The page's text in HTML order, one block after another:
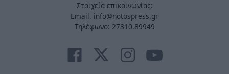
Στοιχεία επικοινωνίας:
Email. info@notospress.gr
Τηλέφωνο: 27310.89949